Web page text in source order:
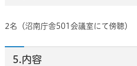
2名（沼南庁舎501会議室にて傍聴）
5.内容